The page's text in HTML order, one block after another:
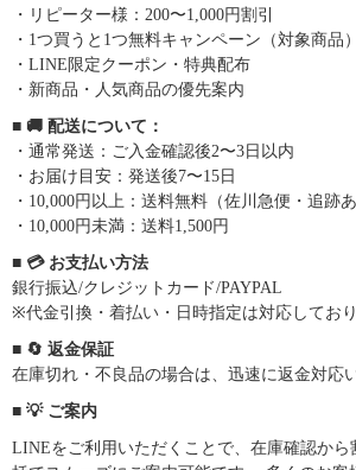
・リピーター様：200〜1,000円割引
・1つ買うと1つ無料キャンペーン（対象商品）
・LINE限定クーポン・特典配布
・新商品・人気商品の優先案内
■ 🚚 配送について：
・通常発送：ご入金確認後2〜3日以内
・お届け目安：発送後7〜15日
・10,000円以上：送料無料（佐川急便・追跡
・10,000円未満：送料1,500円
■ 💳 お支払い方法
銀行振込/クレジットカード/PAYPAL
※代金引換・着払い・日時指定は対応しており
■ 🔄 返金保証
在庫切れ・不良品の場合は、迅速に返金対応
■ 💡 ご案内
LINEをご利用いただくことで、在庫確認から